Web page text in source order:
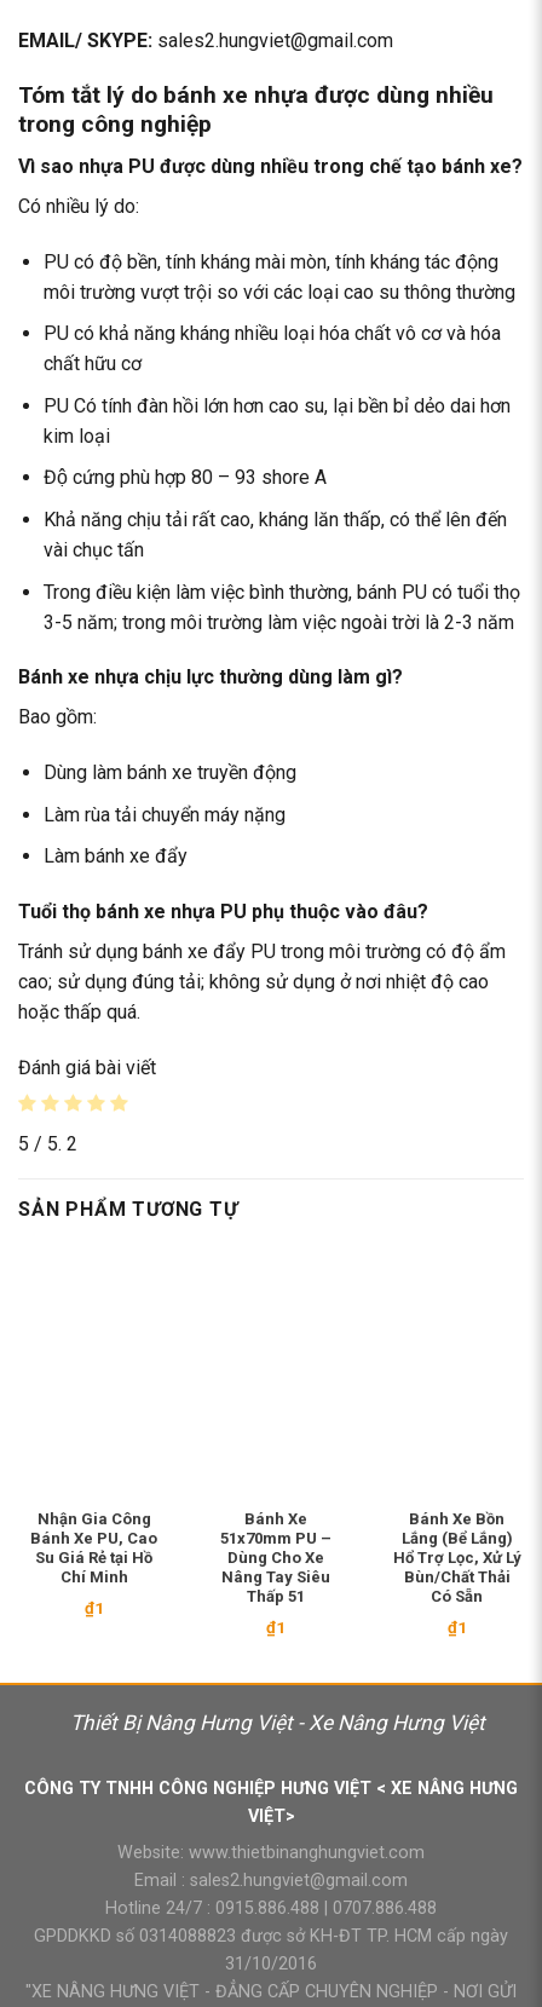
EMAIL/ SKYPE: sales2.hungviet@gmail.com
Tóm tắt lý do bánh xe nhựa được dùng nhiều
trong công nghiệp
Vì sao nhựa PU được dùng nhiều trong chế tạo bánh xe?
Có nhiều lý do:
PU có độ bền, tính kháng mài mòn, tính kháng tác động
môi trường vượt trội so với các loại cao su thông thường
PU có khả năng kháng nhiều loại hóa chất vô cơ và hóa
chất hữu cơ
PU Có tính đàn hồi lớn hơn cao su, lại bền bỉ dẻo dai hơn
kim loại
Độ cứng phù hợp 80 – 93 shore A
Khả năng chịu tải rất cao, kháng lăn thấp, có thể lên đến
vài chục tấn
Trong điều kiện làm việc bình thường, bánh PU có tuổi thọ
3-5 năm; trong môi trường làm việc ngoài trời là 2-3 năm
Bánh xe nhựa chịu lực thường dùng làm gì?
Bao gồm:
Dùng làm bánh xe truyền động
Làm rùa tải chuyển máy nặng
Làm bánh xe đẩy
Tuổi thọ bánh xe nhựa PU phụ thuộc vào đâu?
Tránh sử dụng bánh xe đẩy PU trong môi trường có độ ẩm
cao; sử dụng đúng tải; không sử dụng ở nơi nhiệt độ cao
hoặc thấp quá.
Đánh giá bài viết
5 / 5. 2
SẢN PHẨM TƯƠNG TỰ
Nhận Gia Công
Bánh Xe PU, Cao
Su Giá Rẻ tại Hồ
Chí Minh
₫1
Bánh Xe
51x70mm PU –
Dùng Cho Xe
Nâng Tay Siêu
Thấp 51
₫1
Bánh Xe Bồn
Lắng (Bể Lắng)
Hổ Trợ Lọc, Xử Lý
Bùn/Chất Thải
Có Sẵn
₫1
Thiết Bị Nâng Hưng Việt - Xe Nâng Hưng Việt
CÔNG TY TNHH CÔNG NGHIỆP HƯNG VIỆT < XE NÂNG HƯNG
VIỆT>
Website: www.thietbinanghungviet.com
Email : sales2.hungviet@gmail.com
Hotline 24/7 : 0915.886.488
0707.886.488
GPDDKKD số 0314088823 được sở KH-ĐT TP. HCM cấp ngày
31/10/2016
"XE NÂNG HƯNG VIỆT - ĐẲNG CẤP CHUYÊN NGHIỆP - NƠI GỬI